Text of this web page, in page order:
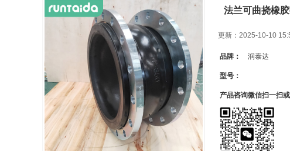
法兰可曲挠橡
更新：2025-10-10
品牌： 润泰达
型号：
产品咨询微信扫一扫